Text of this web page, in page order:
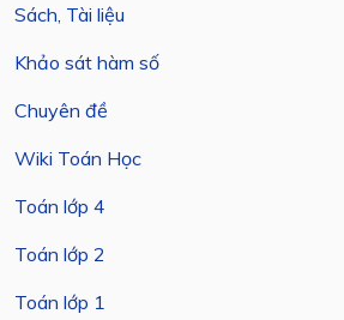
Sách, Tài liệu
Khảo sát hàm số
Chuyên đề
Wiki Toán Học
Toán lớp 4
Toán lớp 2
Toán lớp 1